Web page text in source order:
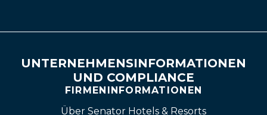
UNTERNEHMENSINFORMATIONEN
UND COMPLIANCE
FIRMENINFORMATIONEN
Über Senator Hotels & Resorts